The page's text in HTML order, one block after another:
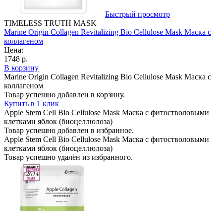
Быстрый просмотр
TIMELESS TRUTH MASK
Marine Origin Collagen Revitalizing Bio Cellulose Mask Маска с
коллагеном
Цена:
1748 р.
В корзину
Marine Origin Collagen Revitalizing Bio Cellulose Mask Маска с
коллагеном
Товар успешно добавлен в корзину.
Купить в 1 клик
Apple Stem Cell Bio Cellulose Mask Маска с фитостволовыми
клетками яблок (биоцеллюлоза)
Товар успешно добавлен в избранное.
Apple Stem Cell Bio Cellulose Mask Маска с фитостволовыми
клетками яблок (биоцеллюлоза)
Товар успешно удалён из избранного.